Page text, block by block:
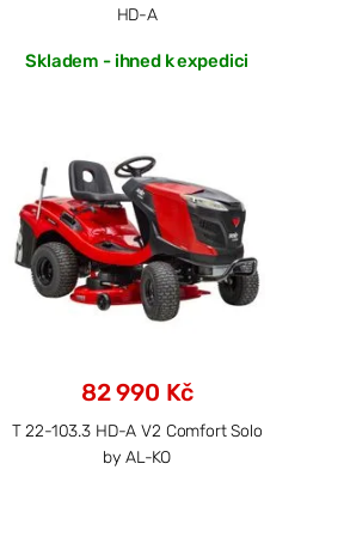
HD-A
Skladem - ihned k expedici
82 990 Kč
T 22-103.3 HD-A V2 Comfort Solo
by AL-KO